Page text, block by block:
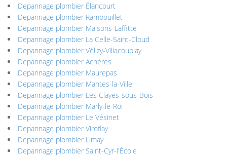
Depannage plombier Élancourt
Depannage plombier Rambouillet
Depannage plombier Maisons-Laffitte
Depannage plombier La Celle-Saint-Cloud
Depannage plombier Vélizy-Villacoublay
Depannage plombier Achères
Depannage plombier Maurepas
Depannage plombier Mantes-la-Ville
Depannage plombier Les Clayes-sous-Bois
Depannage plombier Marly-le-Roi
Depannage plombier Le Vésinet
Depannage plombier Viroflay
Depannage plombier Limay
Depannage plombier Saint-Cyr-l'École